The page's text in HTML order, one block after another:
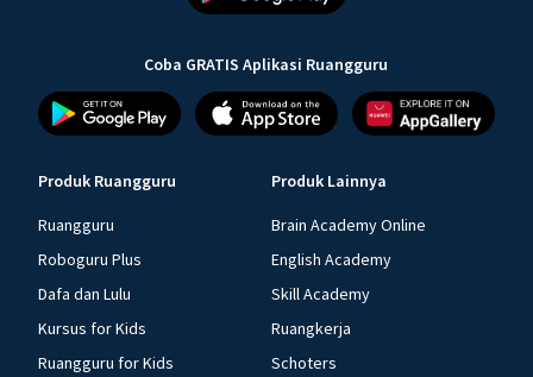
Coba GRATIS Aplikasi Ruangguru
Produk Ruangguru
Ruangguru
Roboguru Plus
Dafa dan Lulu
Kursus for Kids
Ruangguru for Kids
Produk Lainnya
Brain Academy Online
English Academy
Skill Academy
Ruangkerja
Schoters